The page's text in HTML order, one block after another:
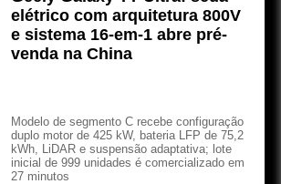
elétrico com arquitetura 800V
e sistema 16-em-1 abre pré-
venda na China
Modelo de segmento C recebe configuração
duplo motor de 425 kW, bateria LFP de 75,2
kWh, LiDAR e suspensão adaptativa; lote
inicial de 999 unidades é comercializado em
27 minutos